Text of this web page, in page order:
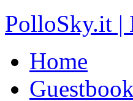
PolloSky.it |
Home
Guestbook